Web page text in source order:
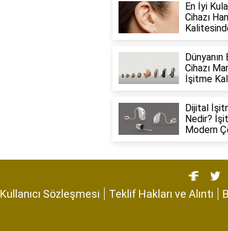
En İyi
Cihazı
Cihazı
İşitme
Dijital
Nedir?
Modern
Kullanıcı Sözleşmesi Teklif Hakları ve Alıntı